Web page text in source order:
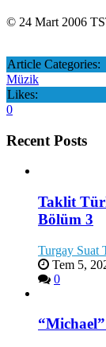
© 24 Mart 2006
Article Categories:
Müzik
Likes:
0
Recent Posts
Taklit
Bölüm 3
Turgay Suat
Tem 5,
0